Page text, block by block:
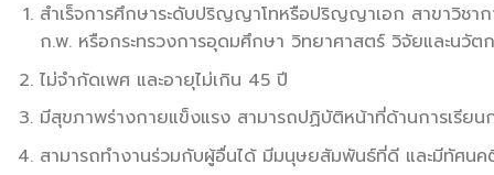
สำเร็จการศึกษาระดับปริญญาโทหรือปริญญาเอก สาขาวิชา
ก.พ. หรือกระทรวงการอุดมศึกษา วิทยาศาสตร์ วิจัยและนวัต
ไม่จำกัดเพศ และอายุไม่เกิน 45 ปี
มีสุขภาพร่างกายแข็งแรง สามารถปฏิบัติหน้าที่ด้านการเรีย
สามารถทำงานร่วมกับผู้อื่นได้ มีมนุษยสัมพันธ์ที่ดี และมีทัศนค